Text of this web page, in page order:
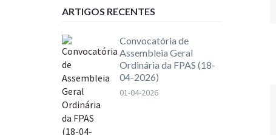
ARTIGOS RECENTES
Convocatória de
Assembleia Geral
Ordinária da FPAS (18-
04-2026)
01-04-2026